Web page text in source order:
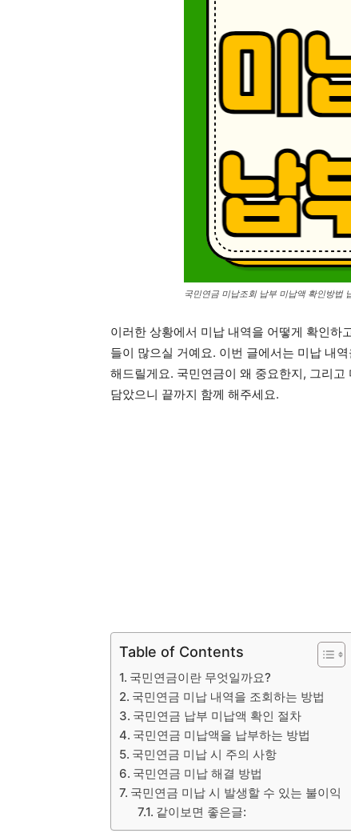
국민연금 미납조회 납부 미납액 확인방법
이러한 상황에서 미납 내역을 어떻게 확인하
들이 많으실 거예요. 이번 글에서는 미납 내
해드릴게요. 국민연금이 왜 중요한지, 그리
담았으니 끝까지 함께 해주세요.
Table of Contents
국민연금이란 무엇일까요?
국민연금 미납 내역을 조회하는 방법
국민연금 납부 미납액 확인 절차
국민연금 미납액을 납부하는 방법
국민연금 미납 시 주의 사항
국민연금 미납 해결 방법
국민연금 미납 시 발생할 수 있는 불이익
같이보면 좋은글: